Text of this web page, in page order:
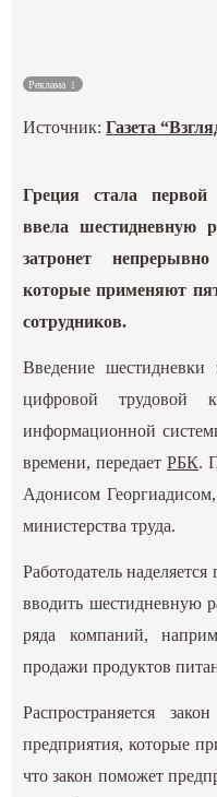
Реклама
Источник:Газета
Греция стала первой
ввела шестидневную
затронет
которые применяют
сотрудников.
Введение
цифровой трудовой
информационной
времени, передаетРБК.
Адонисом
министерства труда.
Работодатель
вводить шестидневную
ряда компаний,
продажи продуктов
Распространяется
предприятия, которые
что закон поможет